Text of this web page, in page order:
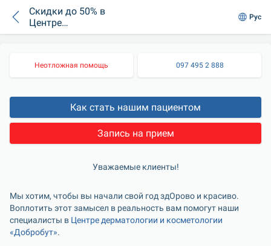
Скидки до 50% в
Центре
дерматологии и
Рус
Неотложная помощь 097 495 2 888
Как стать нашим пациентом
Запись на прием
Уважаемые клиенты!
Мы хотим, чтобы вы начали свой год здОрово и красиво.
Воплотить этот замысел в реальность вам помогут наши
специалисты в Центре дерматологии и косметологии
«Добробут».